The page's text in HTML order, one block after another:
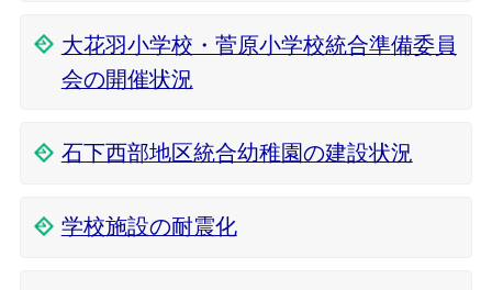
大花羽小学校・菅原小学校統合準備委員
会の開催状況
石下西部地区統合幼稚園の建設状況
学校施設の耐震化